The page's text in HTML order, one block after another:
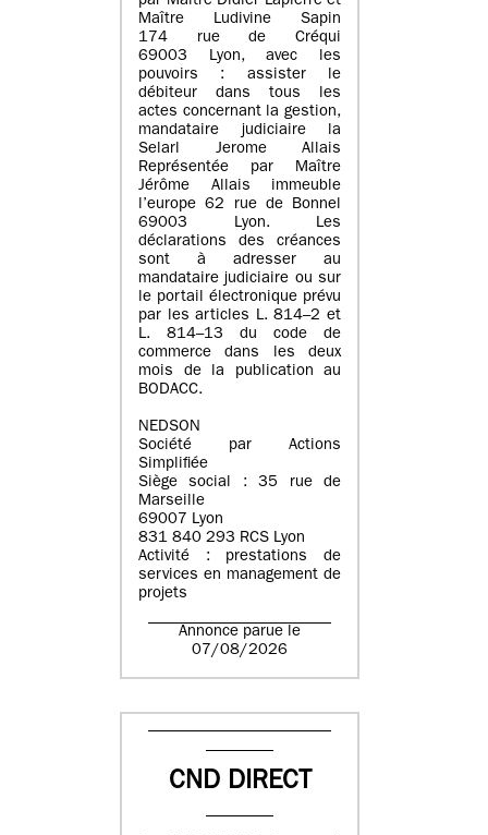
Maître Ludivine Sapin
174 rue de Créqui
69003 Lyon, avec les
pouvoirs : assister le
débiteur dans tous les
actes concernant la gestion,
mandataire judiciaire la
Selarl Jerome Allais
Représentée par Maître
Jérôme Allais immeuble
l’europe 62 rue de Bonnel
69003 Lyon. Les
déclarations des créances
sont à adresser au
mandataire judiciaire ou sur
le portail électronique prévu
par les articles L. 814–2 et
L. 814–13 du code de
commerce dans les deux
mois de la publication au
BODACC.
NEDSON
Société par Actions
Simplifiée
Siège social : 35 rue de
Marseille
69007 Lyon
831 840 293 RCS Lyon
Activité : prestations de
services en management de
projets
Annonce parue le
07/08/2026
CND DIRECT